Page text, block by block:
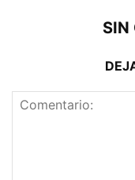
SIN